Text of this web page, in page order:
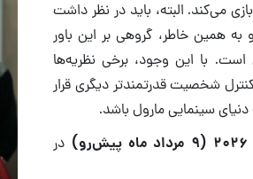
می‌کند. البته، باید در نظر داشت
همین خاطر، گروهی بر این باور
با این وجود، برخی نظریه‌ها
شخصیت قدرتمندتر دیگری قرار
در